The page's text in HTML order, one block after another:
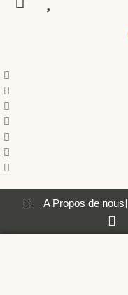
A Propos de nous